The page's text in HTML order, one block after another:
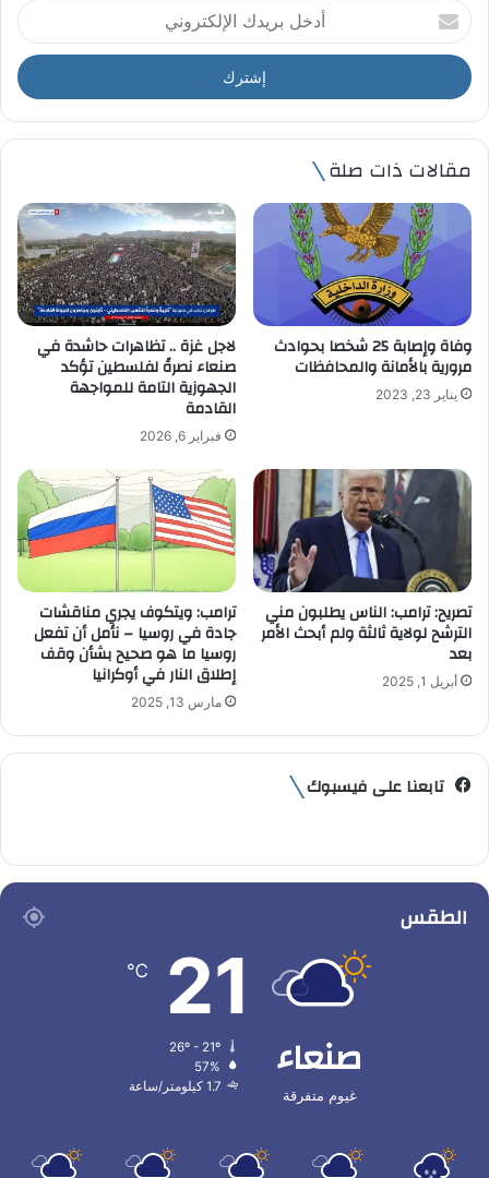
أ
د
خ
ل
ر
د
ا
ك
ر
و
ن
مقالات ذات صلة
وفاة وإصابة 25 شخصا بحوادث
مرورية بالأمانة والمحافظات
يناير 23, 2023
لاجل غزة .. تظاهرات حاشدة في
صنعاء نصرةً لفلسطين تؤكد
الجهوزية التامة للمواجهة
القادمة
فبراير 6, 2026
تصريح: ترامب: الناس يطلبون مني
الترشح لولاية ثالثة ولم أبحث الأمر
بعد
أبريل 1, 2025
ترامب: ويتكوف يجري مناقشات
جادة في روسيا – نأمل أن تفعل
روسيا ما هو صحيح بشأن وقف
إطلاق النار في أوكرانيا
مارس 13, 2025
تابعنا على فيسبوك
الطقس
صنعاء
غيوم متفرقة
21
℃
57%
1.7 كيلومتر/ساعة